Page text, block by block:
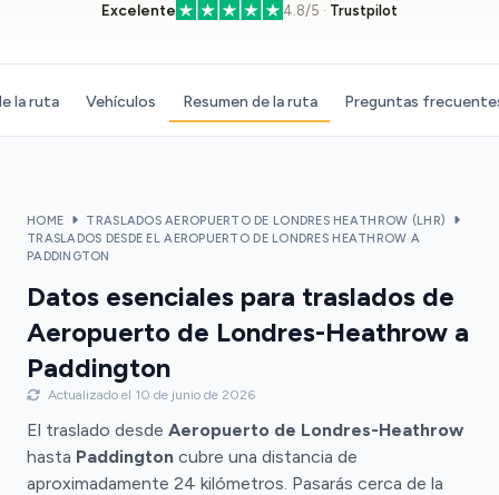
Excelente 4.8/5 · Trustpilot
la ruta Vehículos Resumen de la ruta Preguntas
HOME
TRASLADOS AEROPUERTO DE LONDRES HEATHROW (LHR)
TRASLADOS DESDE EL AEROPUERTO DE LONDRES HEATHROW A
PADDINGTON
Datos esenciales para traslados de
Aeropuerto de Londres-Heathrow a
Paddington
Actualizado el 10 de junio de 2026
El traslado desde Aeropuerto de Londres-Heathrow
hasta Paddington cubre una distancia de
aproximadamente 24 kilómetros. Pasarás cerca de la